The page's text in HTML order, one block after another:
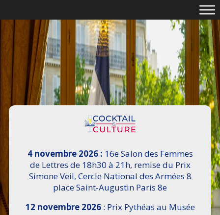
4 novembre 2026 : 16e Salon des Femmes
de Lettres de 18h30 à 21h, remise du Prix
Simone Veil, Cercle National des Armées 8
place Saint-Augustin Paris 8e
12 novembre 2026: Prix Pythéas au Musée